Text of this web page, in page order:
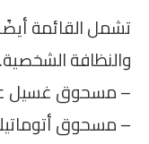
تشمل القائمة
والنظافة
– مسحوق غسيل عادي (800 جم)
– مسحوق أتوماتيك (800 جم) – 25